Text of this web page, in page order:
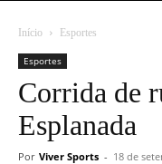
Início Esportes
Esportes
Corrida de
Esplanada
Por Viver Sports - 18 de